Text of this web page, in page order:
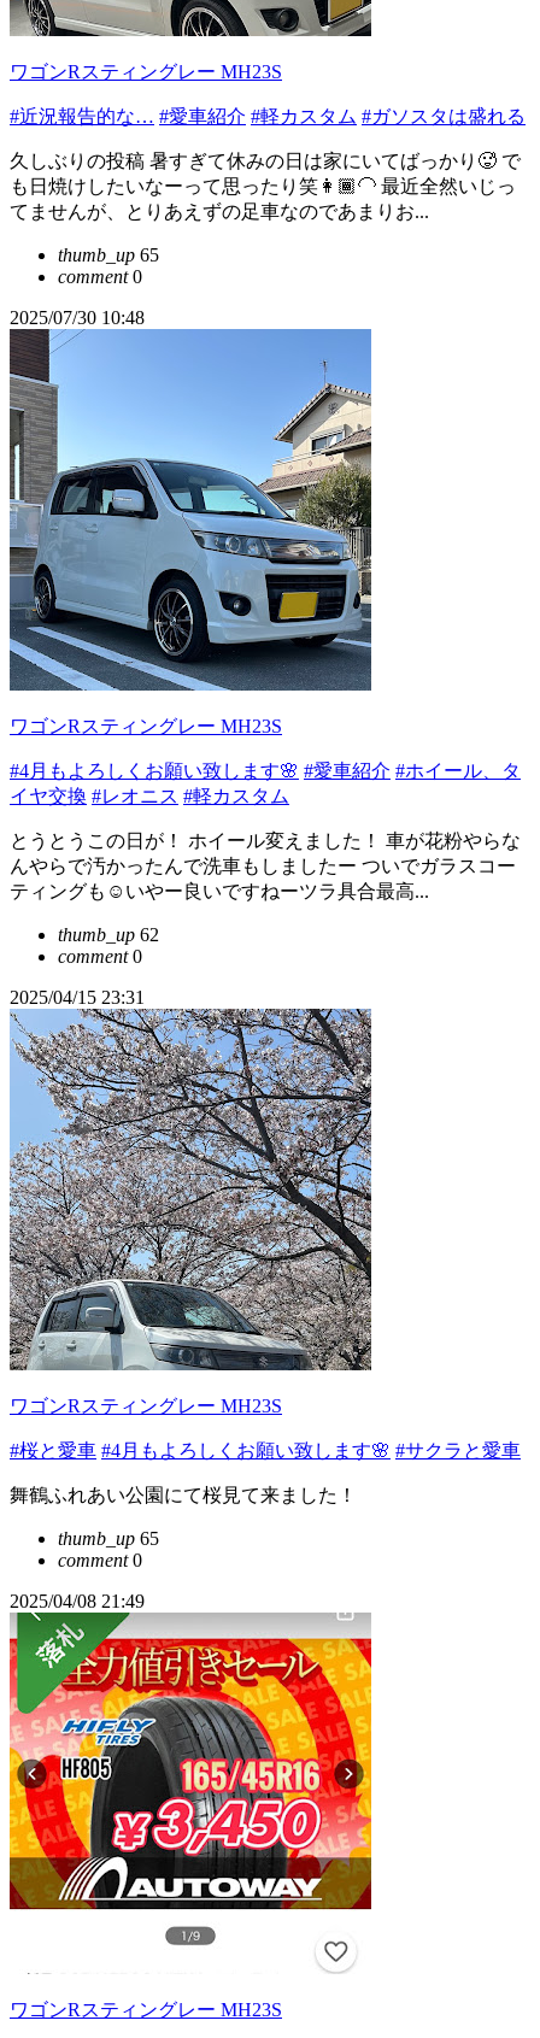
ワゴンRスティングレー MH23S
#近況報告的な… #愛車紹介 #軽カスタム #ガソスタは盛れる
久しぶりの投稿 暑すぎて休みの日は家にいてばっかり🥵 で
も日焼けしたいなーって思ったり笑👩🏾‍🦲 最近全然いじっ
てませんが、とりあえずの足車なのであまりお...
thumb_up 65
comment0
2025/07/30 10:48
ワゴンRスティングレー MH23S
#4月もよろしくお願い致します🌸 #愛車紹介 #ホイール、タ
イヤ交換 #レオニス #軽カスタム
とうとうこの日が！ ホイール変えました！ 車が花粉やらな
んやらで汚かったんで洗車もしましたー ついでガラスコー
ティングも☺️いやー良いですねーツラ具合最高...
thumb_up 62
comment0
2025/04/15 23:31
ワゴンRスティングレー MH23S
#桜と愛車 #4月もよろしくお願い致します🌸 #サクラと愛車
舞鶴ふれあい公園にて桜見て来ました！
thumb_up 65
comment0
2025/04/08 21:49
ワゴンRスティングレー MH23S